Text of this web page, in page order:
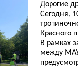
Дорогие
Сегодня,
Красного
В рамках
между МАУ